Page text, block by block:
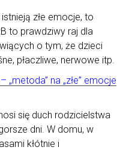
złe emocje, to
to prawdziwy raj dla
o tym, że dzieci
płaczliwe, nerwowe itp.
„metoda” na „złe” emocje
się duch rodzicielstwa
dni. W domu, w
kłótnie i